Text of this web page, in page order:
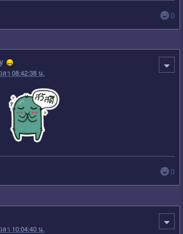
0
า 08:42:38 น.
0
า 10:04:40 น.